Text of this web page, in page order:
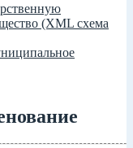
(XML схема